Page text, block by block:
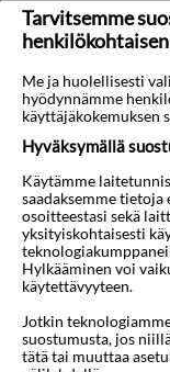
sekä
internetyhteys
on vedenkeitin,
pyynnöstä.
mailiin ja
Thalassan
Agía Nápan
Pyhän Neitsyen
Parko Paliatso
mi
Näytä lisää
Kartta
Tarvitsemme
Me ja huolellisesti
hyödynnämme
käyttäjäkokemuksen
Hyväksymällä
Käytämme
saadaksemme
osoitteestasi sekä
yksityiskohtaisesti
Hylkääminen voi
käytettävyyteen.
Jotkin
suostumusta, jos
tätä tai muuttaa